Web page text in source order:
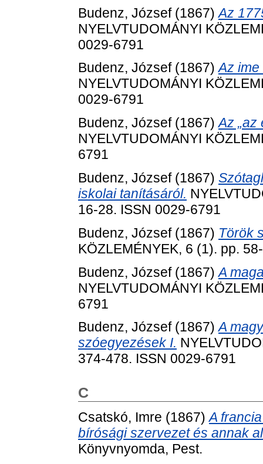
Budenz, József(1867)Az
NYELVTUDOMÁNYI
0029-6791
Budenz, József(1867)Az
NYELVTUDOMÁNYI
0029-6791
Budenz, József(1867)Az „az
NYELVTUDOMÁNYI
6791
Budenz, József(1867)
iskolai tanításáról.
16-28. ISSN 0029-6791
Budenz, József(1867) Török
KÖZLEMÉNYEK, 6 (1). pp.
Budenz, József(1867)A
NYELVTUDOMÁNYI
6791
Budenz, József(1867)A
szóegyezések I.
374-478. ISSN 0029-6791
C
Csatskó, Imre (1867)A
bírósági szervezet és annak
Könyvnyomda, Pest.